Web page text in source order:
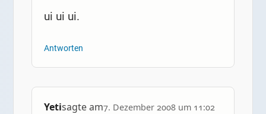
ui ui ui.
Antworten
Yetisagte am7. Dezember 2008 um 11:02